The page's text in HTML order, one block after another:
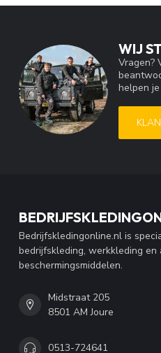
WIJ
Vragen?
helpen
Bedrijfskledingonline.nl is
bedrijfskleding, werkkleding en
beschermingsmiddelen.
Midstraat 205
8501 AM Joure
0513-724641